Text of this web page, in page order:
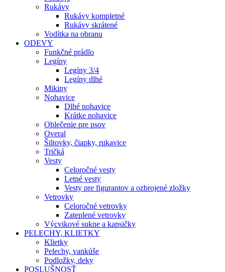
Rukávy
Rukávy kompletné
Rukávy skrátené
Vodítka na obranu
ODEVY
Funkčné prádlo
Legíny
Legíny 3/4
Legíny dlhé
Mikiny
Nohavice
Dlhé nohavice
Krátke nohavice
Oblečenie pre psov
Overal
Šiltovky, čiapky, rukavice
Tričká
Vesty
Celoročné vesty
Letné vesty
Vesty pre figurantov a ozbrojené zložky
Vetrovky
Celoročné vetrovky
Zateplené vetrovky
Výcvikové sukne a kapsičky
PELECHY, KLIETKY
Klietky
Pelechy, vankúše
Podložky, deky
POSLUŠNOSŤ